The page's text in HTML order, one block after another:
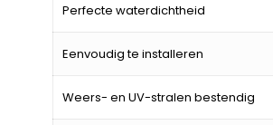
Perfecte waterdichtheid
Eenvoudig te installeren
Weers- en UV-stralen bestendig